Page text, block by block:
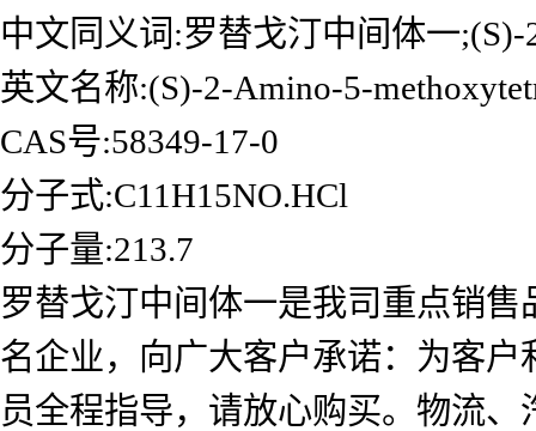
中文同义词:罗替戈汀中间体一
英文名称:(S)-2-Amino-5-
CAS号:58349-17-0
分子式:C11H15NO.HCl
分子量:213.7
罗替戈汀中间体一是我司重点销
名企业，向广大客户承诺：为客
员全程指导，请放心购买。物流